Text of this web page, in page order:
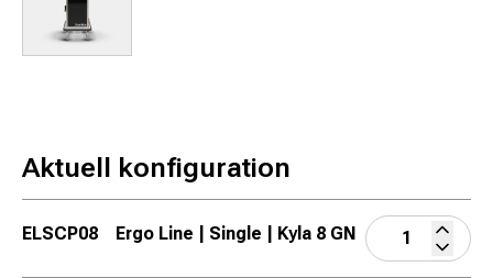
Aktuell konfiguration
ELSCP08 Ergo Line | Single | Kyla 8 GN